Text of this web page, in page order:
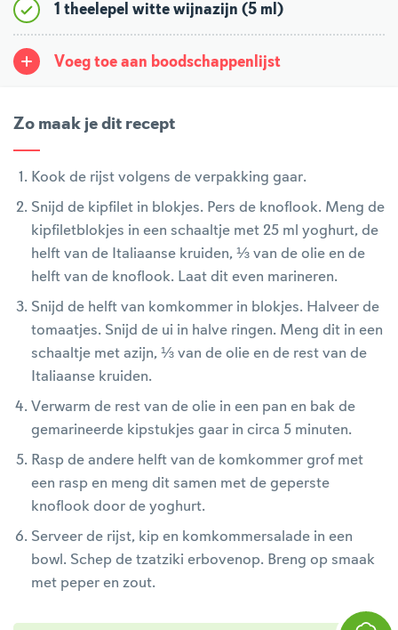
1 theelepel witte wijnazijn (5 ml)
Voeg toe aan boodschappenlijst
Zo maak je dit recept
Kook de rijst volgens de verpakking gaar.
Snijd de kipfilet in blokjes. Pers de knoflook. Meng de
kipfiletblokjes in een schaaltje met 25 ml yoghurt, de
helft van de Italiaanse kruiden, ⅓ van de olie en de
helft van de knoflook. Laat dit even marineren.
Snijd de helft van komkommer in blokjes. Halveer de
tomaatjes. Snijd de ui in halve ringen. Meng dit in een
schaaltje met azijn, ⅓ van de olie en de rest van de
Italiaanse kruiden.
Verwarm de rest van de olie in een pan en bak de
gemarineerde kipstukjes gaar in circa 5 minuten.
Rasp de andere helft van de komkommer grof met
een rasp en meng dit samen met de geperste
knoflook door de yoghurt.
Serveer de rijst, kip en komkommersalade in een
bowl. Schep de tzatziki erbovenop. Breng op smaak
met peper en zout.